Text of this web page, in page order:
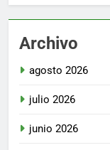
Archivo
agosto 2026
julio 2026
junio 2026